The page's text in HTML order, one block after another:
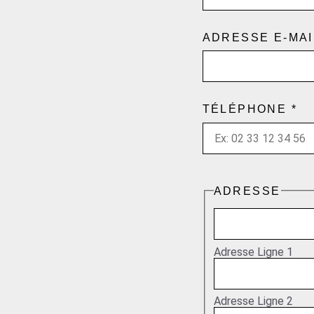
ADRESSE E-
TÉLÉPHONE *
ADRESSE
Adresse Ligne 1
Adresse Ligne 2